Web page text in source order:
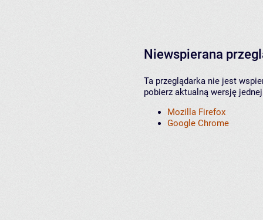
Niewspierana
Ta przeglądarka nie jest
pobierz aktualną wersję
Mozilla Firefox
Google Chrome